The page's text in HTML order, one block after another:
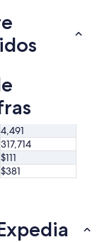
4,491
317,714
$111
$381